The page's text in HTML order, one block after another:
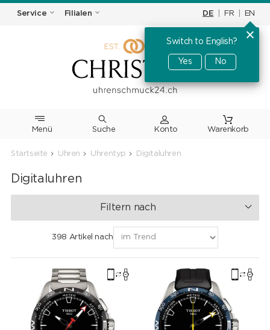
Service Filialen DE FR EN
Switch to English?
Yes No
Menü Suche Warenkorb
Startseite Uhren Uhrentyp Digitaluhren
Digitaluhren
Filtern nach
398 Artikel nach